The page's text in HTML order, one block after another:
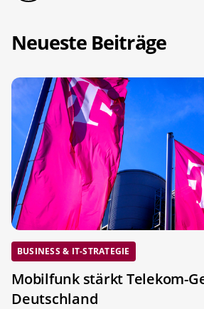
Neueste Beiträge
BUSINESS & IT-STRATEGIE
Mobilfunk stärkt Telekom-
Deutschland